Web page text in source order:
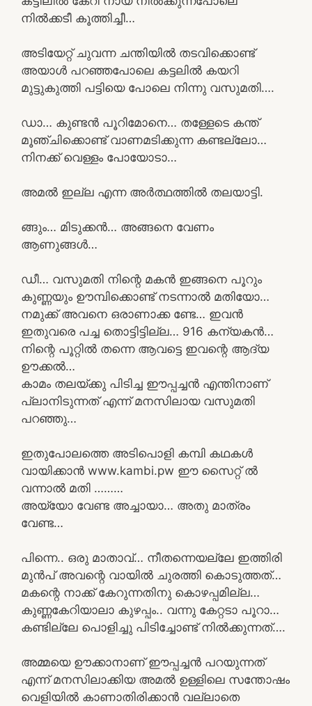
നിൽക്കടീ കൂത്തിച്ചീ…
അടിയേറ്റ് ചുവന്ന ചന്തിയിൽ തടവിക്കൊണ്ട്
അയാൾ പറഞ്ഞപോലെ കട്ടലിൽ കയറി
മുട്ടുകുത്തി പട്ടിയെ പോലെ നിന്നു വസുമതി….
ഡാ… കുണ്ടൻ പൂറിമോനെ… തള്ളേടെ കന്ത്
മൂഞ്ചിക്കൊണ്ട് വാണമടിക്കുന്ന കണ്ടല്ലോ…
നിനക്ക് വെള്ളം പോയോടാ…
അമൽ ഇല്ല എന്ന അർത്ഥത്തിൽ തലയാട്ടി.
ങ്ങും… മിടുക്കൻ… അങ്ങനെ വേണം
ആണുങ്ങൾ…
ഡീ… വസുമതി നിന്റെ മകൻ ഇങ്ങനെ പൂറും
കുണ്ണയും ഊമ്പിക്കൊണ്ട് നടന്നാൽ മതിയോ…
നമുക്ക് അവനെ ഒരാണാക്ക ണ്ടേ… ഇവൻ
ഇതുവരെ പച്ച തൊട്ടിട്ടില്ല… 916 കന്യകൻ…
നിന്റെ പൂറ്റിൽ തന്നെ ആവട്ടെ ഇവന്റെ ആദ്യ
ഊക്കൽ…
കാമം തലയ്ക്കു പിടിച്ച ഈപ്പച്ചൻ എന്തിനാണ്
പ്ലാനിടുന്നത് എന്ന് മനസിലായ വസുമതി
പറഞ്ഞു…
ഇതുപോലത്തെ അടിപൊളി കമ്പി കഥകൾ
വായിക്കാൻ www.kambi.pw ഈ സൈറ്റ് ൽ
വന്നാൽ മതി ………
അയ്യോ വേണ്ട അച്ചായാ… അതു മാത്രം
വേണ്ട…
പിന്നെ.. ഒരു മാതാവ്… നീതന്നെയല്ലേ ഇത്തിരി
മുൻപ് അവന്റെ വായിൽ ചുരത്തി കൊടുത്തത്…
മകന്റെ നാക്ക് കേറുന്നതിനു കൊഴപ്പമില്ല…
കുണ്ണകേറിയാലാ കുഴപ്പം.. വന്നു കേറ്റടാ പൂറാ…
കണ്ടില്ലേ പൊളിച്ചു പിടിച്ചോണ്ട് നിൽക്കുന്നത്….
അമ്മയെ ഊക്കാനാണ് ഈപ്പച്ചൻ പറയുന്നത്
എന്ന് മനസിലാക്കിയ അമൽ ഉള്ളിലെ സന്തോഷം
വെളിയിൽ കാണാതിരിക്കാൻ വല്ലാതെ